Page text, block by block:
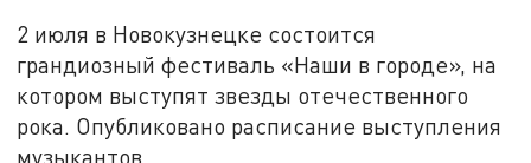
2 июля в Новокузнецке состоится
грандиозный фестиваль «Наши в городе», на
котором выступят звезды отечественного
рока. Опубликовано расписание выступления
музыкантов.